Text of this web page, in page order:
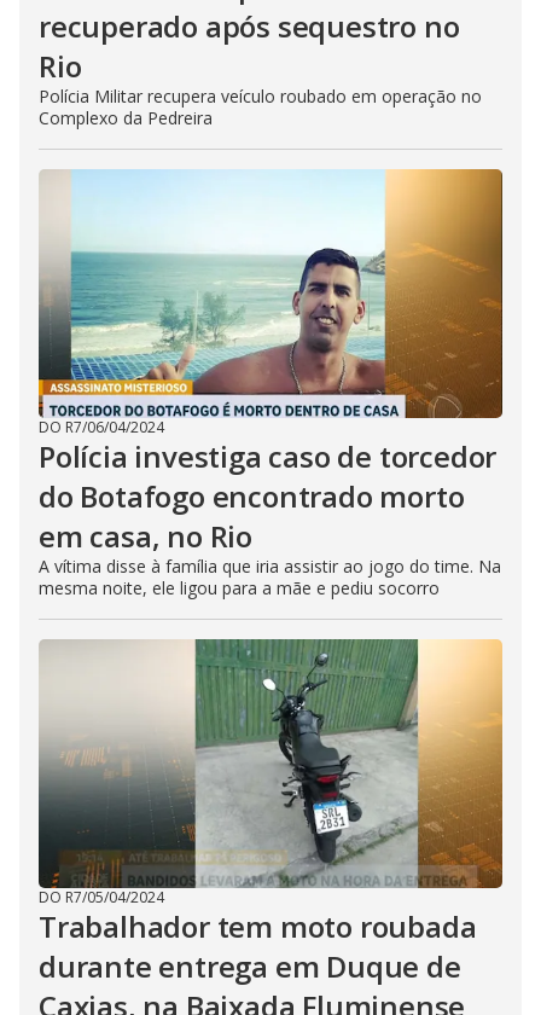
recuperado após sequestro no
Rio
Polícia Militar recupera veículo roubado em operação no
Complexo da Pedreira
DO R7/06/04/2024
Polícia investiga caso de torcedor
do Botafogo encontrado morto
em casa, no Rio
A vítima disse à família que iria assistir ao jogo do time. Na
mesma noite, ele ligou para a mãe e pediu socorro
DO R7/05/04/2024
Trabalhador tem moto roubada
durante entrega em Duque de
Caxias, na Baixada Fluminense